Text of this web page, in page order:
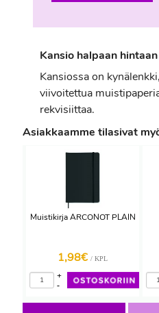
Kansio halpaan
Kansiossa on
viivoitettua
rekvisiittaa.
Asiakkaamme tilasivat
Muistikirja ARCONOT PLAIN
1,98€ / KPL
-
+